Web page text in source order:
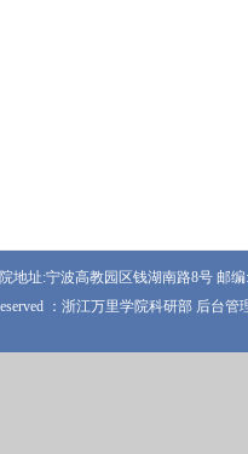
地址:宁波高教园区钱湖南路8号 邮编
：浙江万里学院科研部 后台管